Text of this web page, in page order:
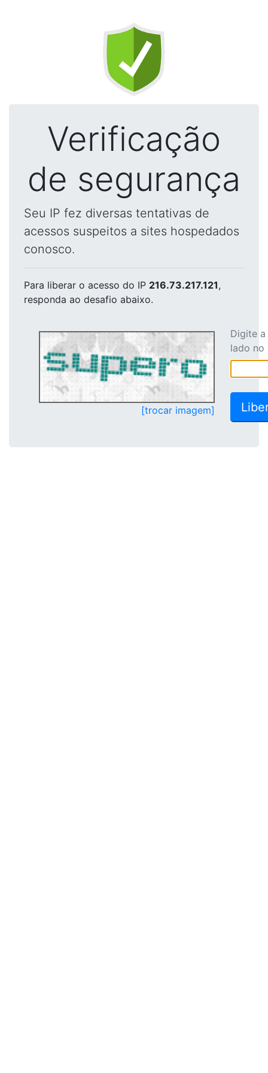
Verificação
de segurança
Seu IP fez diversas tentativas de
acessos suspeitos a sites hospedados
conosco.
Para liberar o acesso do IP 216.73.217.121,
responda ao desafio abaixo.
[trocar imagem]
Digite
lado no